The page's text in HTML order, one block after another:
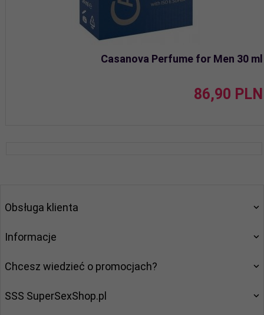
Casanova Perfume for Men 30 ml
86,90 PLN
Obsługa klienta
Informacje
Chcesz wiedzieć o promocjach?
SSS SuperSexShop.pl